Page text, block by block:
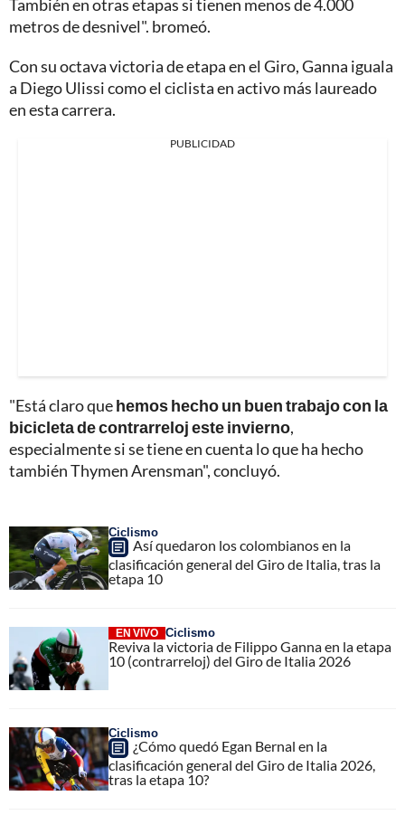
También en otras etapas si tienen menos de 4.000
metros de desnivel". bromeó.
Con su octava victoria de etapa en el Giro, Ganna iguala
a Diego Ulissi como el ciclista en activo más laureado
en esta carrera.
PUBLICIDAD
"Está claro quehemos hecho un buen trabajo con la
bicicleta de contrarreloj este invierno,
especialmente si se tiene en cuenta lo que ha hecho
también Thymen Arensman", concluyó.
Ciclismo
Así quedaron los colombianos en la
clasificación general del Giro de Italia, tras la
etapa 10
EN VIVO Ciclismo
Reviva la victoria de Filippo Ganna en la etapa
10 (contrarreloj) del Giro de Italia 2026
Ciclismo
¿Cómo quedó Egan Bernal en la
clasificación general del Giro de Italia 2026,
tras la etapa 10?